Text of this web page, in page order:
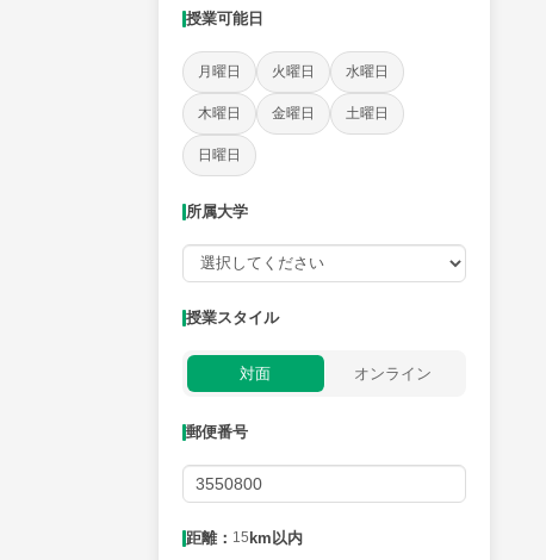
授業可能日
月曜日 火曜日 水曜日
木曜日 金曜日 土曜日
日曜日
所属大学
授業スタイル
対面 オンライン
郵便番号
距離： 15 km以内
数学 現代文 古典
時給：¥1,000 ～ ¥10,000
授業可能日
月曜日 火曜日
距離：15km以内